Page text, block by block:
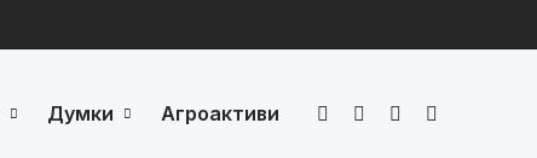
Думки Агроактиви FacebookLinkedInYouTube